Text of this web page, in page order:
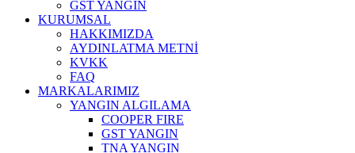
GST YANGIN
KURUMSAL
HAKKIMIZDA
AYDINLATMA METNİ
KVKK
FAQ
MARKALARIMIZ
YANGIN ALGILAMA
COOPER FIRE
GST YANGIN
TNA YANGIN